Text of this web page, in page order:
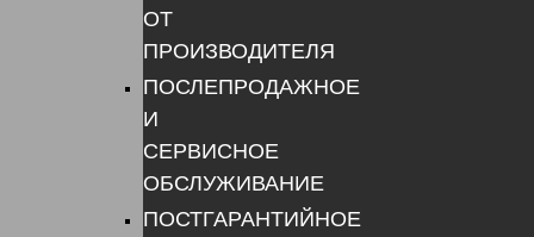
ОТ
ПРОИЗВОДИТЕЛЯ
ПОСЛЕПРОДАЖНОЕ
И
СЕРВИСНОЕ
ОБСЛУЖИВАНИЕ
ПОСТГАРАНТИЙНОЕ